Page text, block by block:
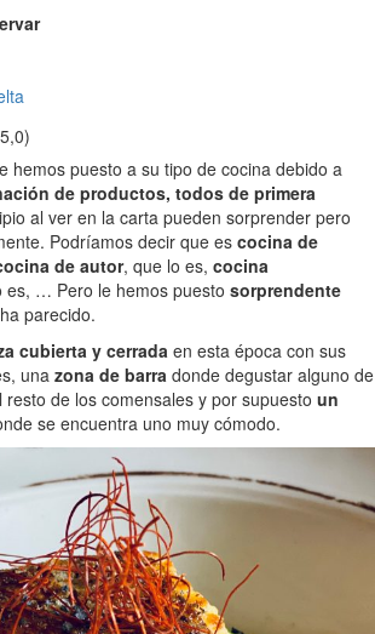
hemos puesto a su tipo de cocina debido a
de productos, todos de primera
al ver en la carta pueden sorprender pero
Podríamos decir que es cocina de
de autor, que lo es, cocina
es, … Pero le hemos puesto sorprendente
parecido.
cubierta y cerrada en esta época con sus
una zona de barra donde degustar alguno de
de los comensales y por supuesto un
se encuentra uno muy cómodo.